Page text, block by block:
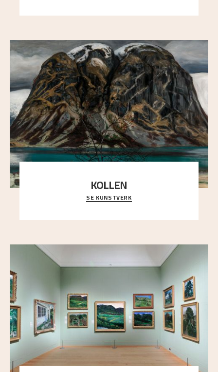
KOLLEN
Et ruvende fjell dominerer bildeflaten, og står i
sterk kontrast til det spinkle rognetreet ute
SE KUNSTVERK